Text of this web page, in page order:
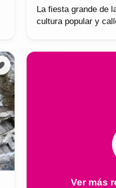
La fiesta grande de
cultura popular y
Ver más